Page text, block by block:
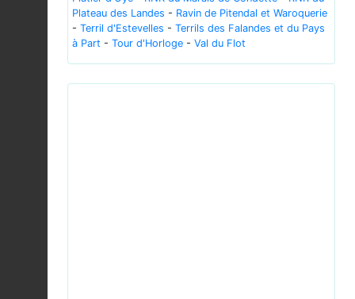
Plateau des Landes - Ravin de Pitendal et Waroquerie
- Terril d'Estevelles - Terrils des Falandes et du Pays
à Part - Tour d'Horloge - Val du Flot